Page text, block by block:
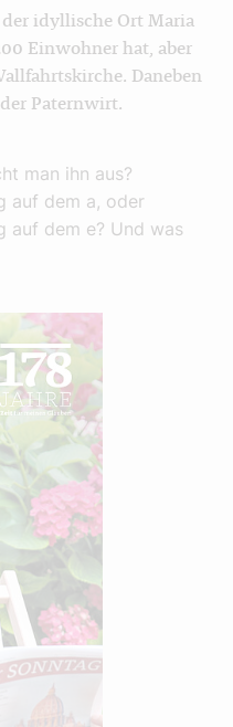
idyllische Ort Maria
Einwohner hat, aber
Daneben
Paternwirt.
man ihn aus?
auf dem a, oder
auf dem e? Und was